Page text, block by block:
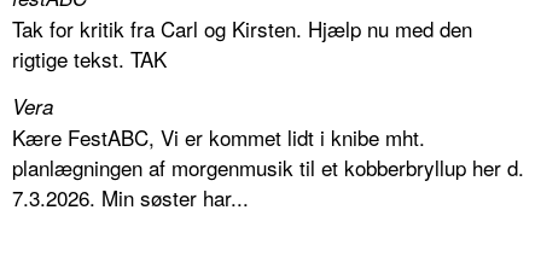
Tak for kritik fra Carl og Kirsten. Hjælp nu med den
rigtige tekst. TAK
Vera
Kære FestABC, Vi er kommet lidt i knibe mht.
planlægningen af morgenmusik til et kobberbryllup her d.
7.3.2026. Min søster har...